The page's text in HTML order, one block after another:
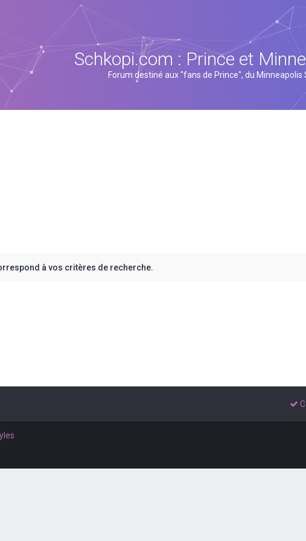
Schkopi.com : Prince et
Forum destiné aux "fans de Prince", du Minneapolis
à vos critères de recherche.